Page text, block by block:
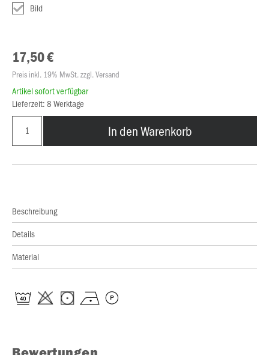
Bild
17,50 €
Preis inkl. 19% MwSt. zzgl. Versand
Artikel sofort verfügbar
Lieferzeit: 8 Werktage
In den Warenkorb
Beschreibung
Details
Material